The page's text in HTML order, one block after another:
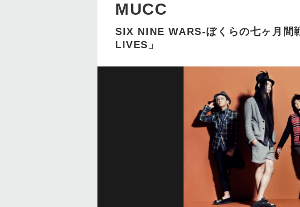
MUCC
SIX NINE WARS-ぼくらの七ヶ月
LIVES」